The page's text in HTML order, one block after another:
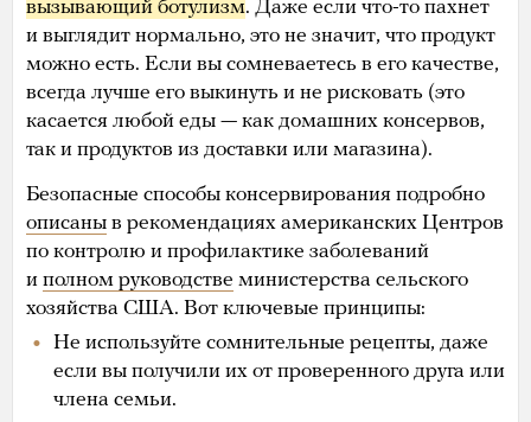
вызывающий ботулизм. Даже если что-то пахнет
и выглядит нормально, это не значит, что продукт
можно есть. Если вы сомневаетесь в его качестве,
всегда лучше его выкинуть и не рисковать (это
касается любой еды — как домашних консервов,
так и продуктов из доставки или магазина).
Безопасные способы консервирования подробно
описаны в рекомендациях американских Центров
по контролю и профилактике заболеваний
и полном руководстве министерства сельского
хозяйства США. Вот ключевые принципы:
Не используйте сомнительные рецепты, даже
если вы получили их от проверенного друга или
члена семьи.